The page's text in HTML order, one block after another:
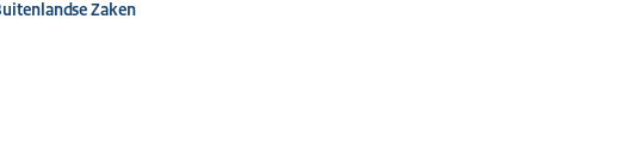
Zaken